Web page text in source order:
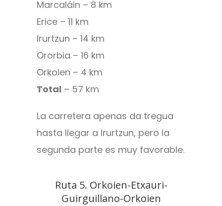
Marcaláin – 8 km
Erice – 11 km
Irurtzun – 14 km
Ororbia – 16 km
Orkoien – 4 km
Total – 57 km
La carretera apenas da tregua
hasta llegar a Irurtzun, pero la
segunda parte es muy favorable.
Ruta 5. Orkoien-Etxauri-
Guirguillano-Orkoien